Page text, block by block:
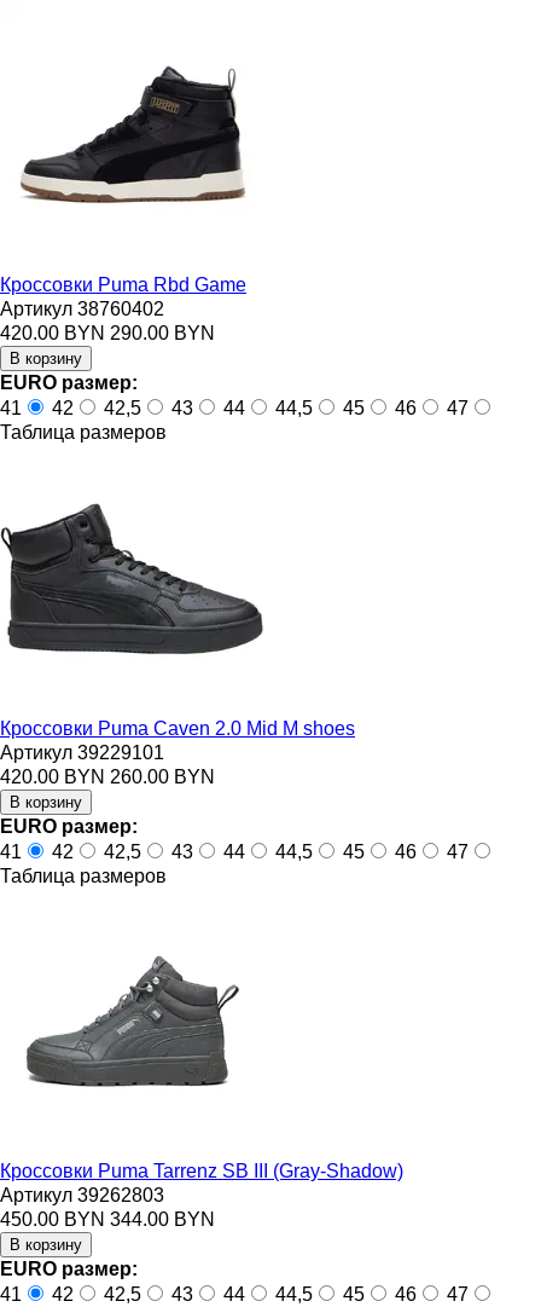
Кроссовки Puma Rbd Game
Артикул 38760402
420.00 BYN 290.00 BYN
EURO размер:
41
42 42,5 43 44 44,5 45 46
47
Таблица размеров
Кроссовки Puma Caven 2.0 Mid M shoes
Артикул 39229101
420.00 BYN 260.00 BYN
EURO размер:
41
42 42,5 43 44 44,5 45 46
47
Таблица размеров
Кроссовки Puma Tarrenz SB III (Gray-Shadow)
Артикул 39262803
450.00 BYN 344.00 BYN
EURO размер:
41
42 42,5 43 44 44,5 45 46
47